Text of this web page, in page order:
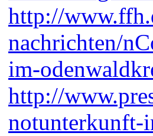
http://
nachrichten/
im-
http://
notunterkunft-